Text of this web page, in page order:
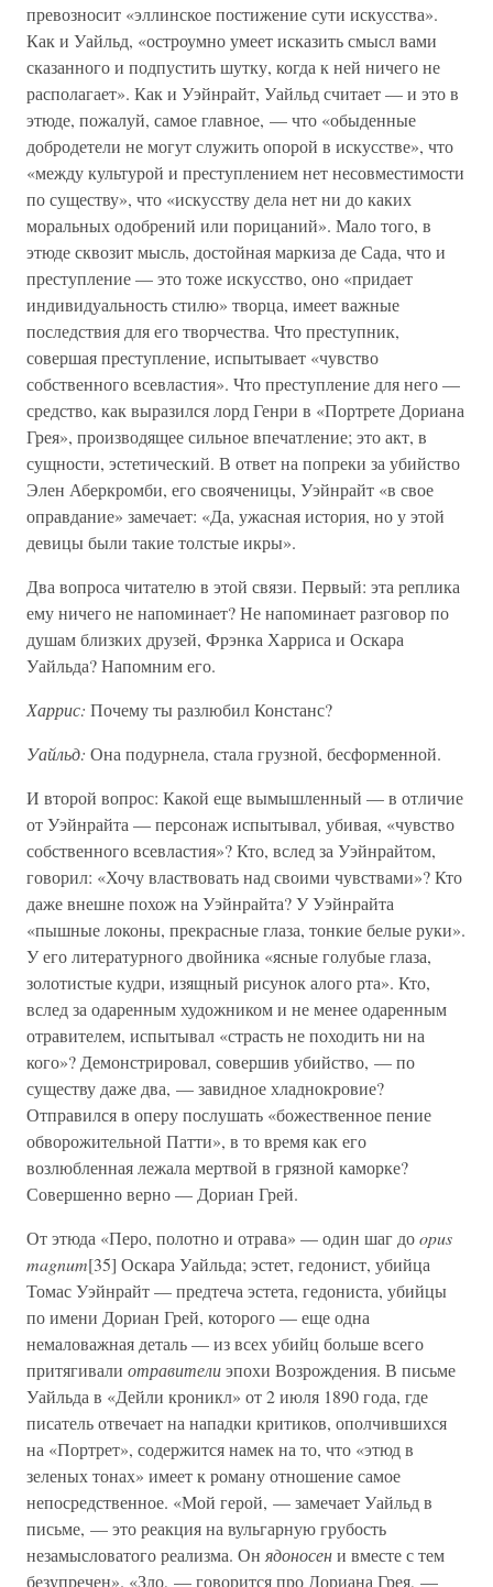
превозносит «эллинское постижение сути искусства».
Как и Уайльд, «остроумно умеет исказить смысл вами
сказанного и подпустить шутку, когда к ней ничего не
располагает». Как и Уэйнрайт, Уайльд считает — и это в
этюде, пожалуй, самое главное, — что «обыденные
добродетели не могут служить опорой в искусстве», что
«между культурой и преступлением нет несовместимости
по существу», что «искусству дела нет ни до каких
моральных одобрений или порицаний». Мало того, в
этюде сквозит мысль, достойная маркиза де Сада, что и
преступление — это тоже искусство, оно «придает
индивидуальность стилю» творца, имеет важные
последствия для его творчества. Что преступник,
совершая преступление, испытывает «чувство
собственного всевластия». Что преступление для него —
средство, как выразился лорд Генри в «Портрете Дориана
Грея», производящее сильное впечатление; это акт, в
сущности, эстетический. В ответ на попреки за убийство
Элен Аберкромби, его свояченицы, Уэйнрайт «в свое
оправдание» замечает: «Да, ужасная история, но у этой
девицы были такие толстые икры».
Два вопроса читателю в этой связи. Первый: эта реплика
ему ничего не напоминает? Не напоминает разговор по
душам близких друзей, Фрэнка Харриса и Оскара
Уайльда? Напомним его.
Харрис: Почему ты разлюбил Констанс?
Уайльд: Она подурнела, стала грузной, бесформенной.
И второй вопрос: Какой еще вымышленный — в отличие
от Уэйнрайта — персонаж испытывал, убивая, «чувство
собственного всевластия»? Кто, вслед за Уэйнрайтом,
говорил: «Хочу властвовать над своими чувствами»? Кто
даже внешне похож на Уэйнрайта? У Уэйнрайта
«пышные локоны, прекрасные глаза, тонкие белые руки».
У его литературного двойника «ясные голубые глаза,
золотистые кудри, изящный рисунок алого рта». Кто,
вслед за одаренным художником и не менее одаренным
отравителем, испытывал «страсть не походить ни на
кого»? Демонстрировал, совершив убийство, — по
существу даже два, — завидное хладнокровие?
Отправился в оперу послушать «божественное пение
обворожительной Патти», в то время как его
возлюбленная лежала мертвой в грязной каморке?
Совершенно верно — Дориан Грей.
От этюда «Перо, полотно и отрава» — один шаг доopus
magnum[35] Оскара Уайльда; эстет, гедонист, убийца
Томас Уэйнрайт — предтеча эстета, гедониста, убийцы
по имени Дориан Грей, которого — еще одна
немаловажная деталь — из всех убийц больше всего
притягивали отравителиэпохи Возрождения. В письме
Уайльда в «Дейли кроникл» от 2 июля 1890 года, где
писатель отвечает на нападки критиков, ополчившихся
на «Портрет», содержится намек на то, что «этюд в
зеленых тонах» имеет к роману отношение самое
непосредственное. «Мой герой, — замечает Уайльд в
письме, — это реакция на вульгарную грубость
незамысловатого реализма. Он ядоносени вместе с тем
безупречен». «Зло, — говорится про Дориана Грея, —